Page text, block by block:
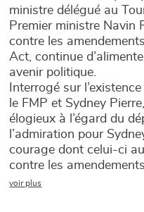
les interrogations
ministre délégué au
Premier ministre Navin
contre les
Act, continue
avenir politique.
Interrogé sur
le FMP et Sydney
élogieux à l’égard du
l’admiration pour
courage dont celui-ci
contre les
voir plus